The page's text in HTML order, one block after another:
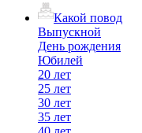
Какой повод
Выпускной
День рождения
Юбилей
20 лет
25 лет
30 лет
35 лет